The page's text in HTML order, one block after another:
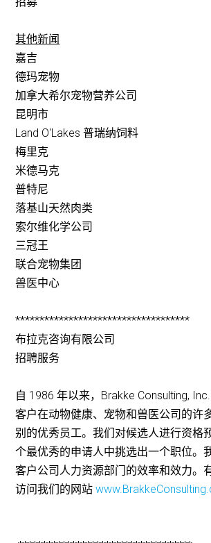
其他新闻
嘉吉
德玛宠物
加拿大希尔宠物营养公司
昆明市
Land O'Lakes 普瑞纳饲料
梅里克
米德马克
普特尼
落基山天然肉类
索尔维化学公司
三冠王
联合宠物集团
兽医中心
************************************
布拉克咨询有限公司
招聘服务
自 1986 年以来，Brakke Consulting,
客户在动物健康、宠物和兽医公司的许
别的优秀员工。我们对候选人进行资格
个最优秀的申请人中挑选出一个职位。
客户公司人力资源部门的效率和效力。
访问我们的网站